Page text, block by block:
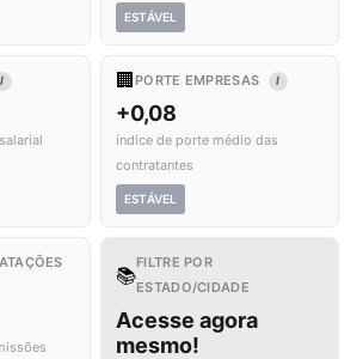
ESTÁVEL
I 🏢 PORTE EMPRESAS I
+0,08
índice de porte médio das
contratantes
ESTÁVEL
📚
FILTRE POR
ESTADO/CIDADE
Acesse agora
mesmo!